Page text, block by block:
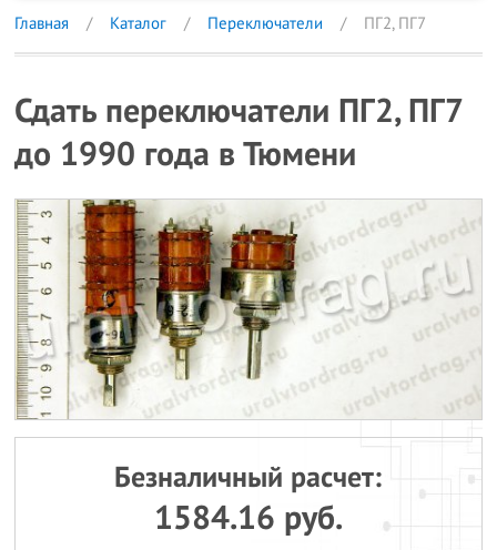
Главная Каталог Переключатели ПГ2, ПГ7
Сдать переключатели ПГ2, ПГ7
до 1990 года в Тюмени
Безналичный расчет:
1584.16 руб.